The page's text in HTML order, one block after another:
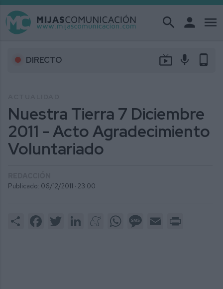
search person menu
DIRECTO live_tv mic phone_android
Nuestra Tierra 7 Diciembre
2011 - Acto Agradecimiento
Voluntariado
Publicado: 06/12/2011 · 23:00
Share FacebookTwitter LinkedInMeneameWhatsAppMessage
Email